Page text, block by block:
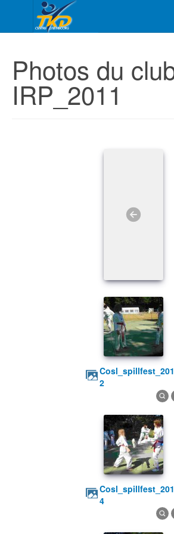
Photos du
IRP_2011
cosl_spillfest_2011
2
cosl_spillfest_2011
4